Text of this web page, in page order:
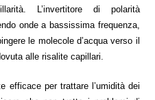
L’invertitore di polarità
onde a bassissima frequenza,
le molecole d’acqua verso il
alle risalite capillari.
efficace per trattare l’umidità dei